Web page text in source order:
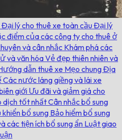
Đại lý cho thuê xe toàn cầuĐại lý
điểm của các công ty cho thuê ở
và cân nhắc Khám phá các
và văn hóaVẻ đẹp thiên nhiên và
dẫn thuê xe Mẹo chungĐịa
Các nước láng giềng và lái xe
giới Ưu đãi và giảm giá cho
dịch tốt nhấtCân nhắc bổ sung
khiển bổ sung Bảo hiểm bổ sung
các tiện ích bổ sung ẩn Luật giao